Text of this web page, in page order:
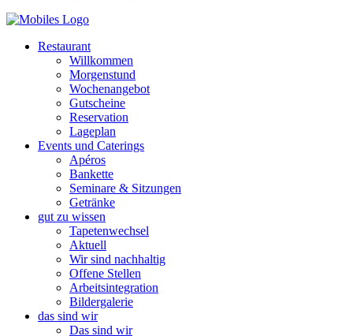
Restaurant
Willkommen
Morgenstund
Wochenangebot
Gutscheine
Reservation
Lageplan
Events und Caterings
Apéros
Bankette
Seminare & Sitzungen
Getränke
gut zu wissen
Tapetenwechsel
Aktuell
Wir sind nachhaltig
Offene Stellen
Arbeitsintegration
Bildergalerie
das sind wir
Das sind wir